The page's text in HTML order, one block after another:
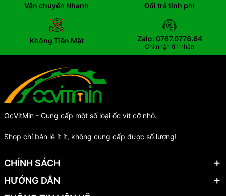
Vận chuyển Nhanh Đổi trả tính phí
Không Tiền Mặt Zalo: 0767.0776.64
Chỉ nhận tin nhắn
OcVitMin - Cung cấp một số loại ốc vít cỡ nhỏ.
Shop chỉ bán lẻ ít ít, không cung cấp được số lượng!
CHÍNH SÁCH
HƯỚNG DẪN